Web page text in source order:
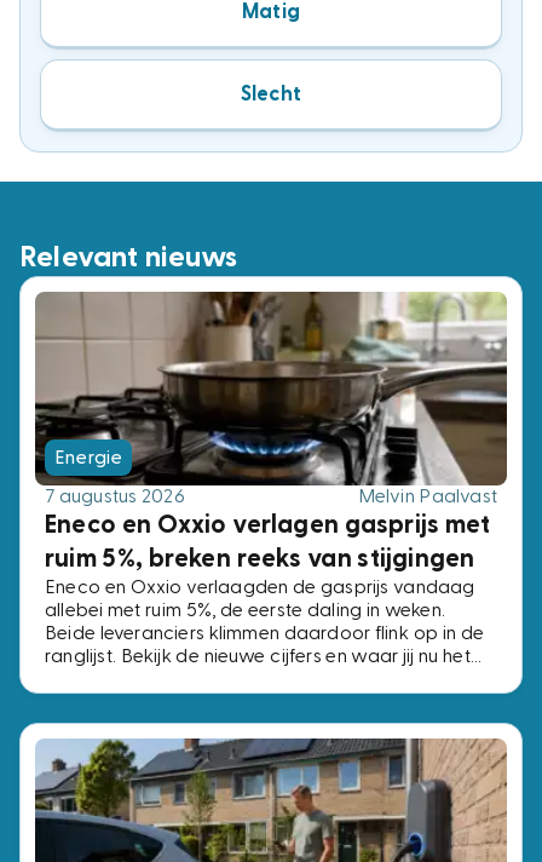
Matig
Slecht
Relevant nieuws
Energie
7 augustus 2026
Melvin Paalvast
Eneco en Oxxio verlagen gasprijs met
ruim 5%, breken reeks van stijgingen
Eneco en Oxxio verlaagden de gasprijs vandaag
allebei met ruim 5%, de eerste daling in weken.
Beide leveranciers klimmen daardoor flink op in de
ranglijst. Bekijk de nieuwe cijfers en waar jij nu het